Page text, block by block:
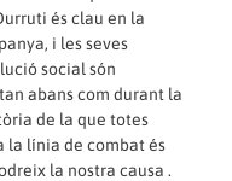
és clau en la
i les seves
social són
abans com durant la
de la que totes
la línia de combat és
la nostra causa .